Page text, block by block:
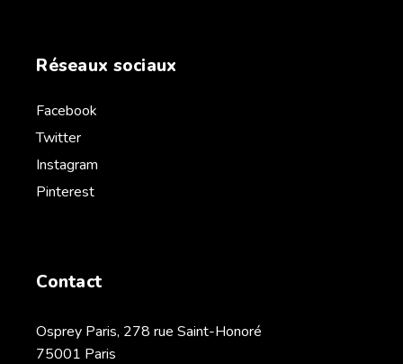
Réseaux sociaux
Facebook
Twitter
Instagram
Pinterest
Contact
Osprey Paris, 278 rue Saint-Honoré
75001 Paris